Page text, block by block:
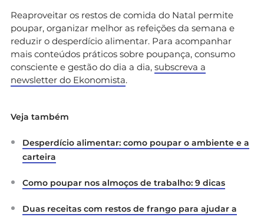
Reaproveitar os restos de comida do Natal permite
poupar, organizar melhor as refeições da semana e
reduzir o desperdício alimentar. Para acompanhar
mais conteúdos práticos sobre poupança, consumo
consciente e gestão do dia a dia, subscreva a
newsletter do Ekonomista.
Veja também
Desperdício alimentar: como poupar o ambiente e a
carteira
Como poupar nos almoços de trabalho: 9 dicas
Duas receitas com restos de frango para ajudar a